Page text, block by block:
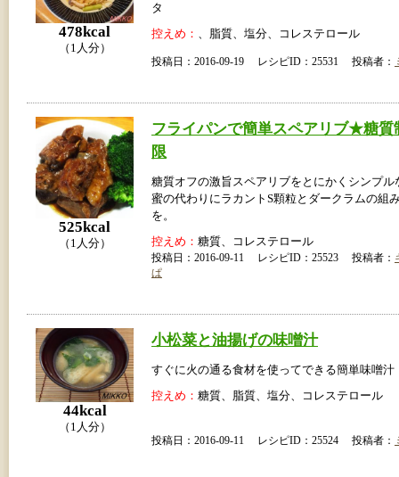
478kcal
（1人分）
タ
控えめ： 、脂質、塩分、コレステロール
投稿日：2016-09-19 レシピID：25531 投稿者：
525kcal
（1人分）
フライパンで簡単スペアリブ★糖質
限
糖質オフの激旨スペアリブをとにかくシンプル
蜜の代わりにラカントS顆粒とダークラムの組
を。
控えめ： 糖質、コレステロール
投稿日：2016-09-11 レシピID：25523 投稿者：
ぱ
44kcal
（1人分）
小松菜と油揚げの味噌汁
すぐに火の通る食材を使ってできる簡単味噌汁
控えめ： 糖質、脂質、塩分、コレステロール
投稿日：2016-09-11 レシピID：25524 投稿者：